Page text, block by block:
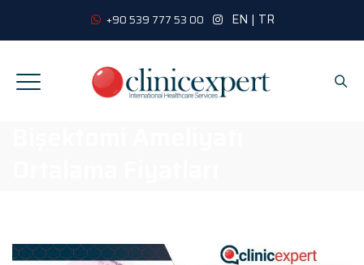
+90 539 777 53 00 EN | TR